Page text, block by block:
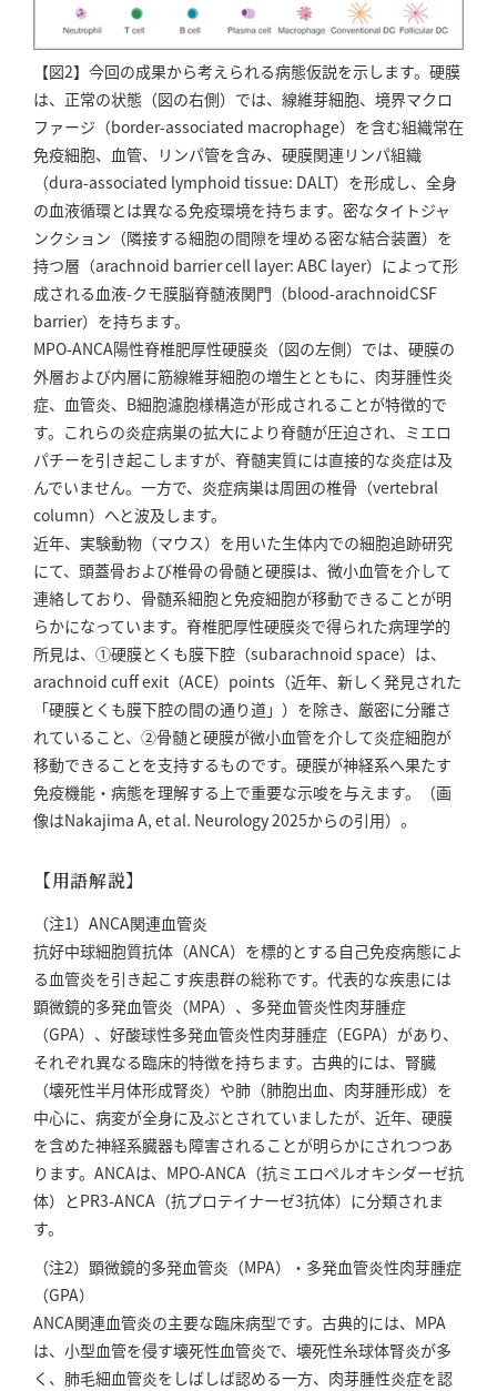
【図2】今回の成果から考えられる病態仮説を示します。硬膜
は、正常の状態（図の右側）では、線維芽細胞、境界マクロ
ファージ（border-associated macrophage）を含む組織常在
免疫細胞、血管、リンパ管を含み、硬膜関連リンパ組織
（dura-associated lymphoid tissue: DALT）を形成し、全身
の血液循環とは異なる免疫環境を持ちます。密なタイトジャ
ンクション（隣接する細胞の間隙を埋める密な結合装置）を
持つ層（arachnoid barrier cell layer: ABC layer）によって形
成される血液-クモ膜脳脊髄液関門（blood-arachnoidCSF
barrier）を持ちます。
MPO-ANCA陽性脊椎肥厚性硬膜炎（図の左側）では、硬膜の
外層および内層に筋線維芽細胞の増生とともに、肉芽腫性炎
症、血管炎、B細胞濾胞様構造が形成されることが特徴的で
す。これらの炎症病巣の拡大により脊髄が圧迫され、ミエロ
パチーを引き起こしますが、脊髄実質には直接的な炎症は及
んでいません。一方で、炎症病巣は周囲の椎骨（vertebral
column）へと波及します。
近年、実験動物（マウス）を用いた生体内での細胞追跡研究
にて、頭蓋骨および椎骨の骨髄と硬膜は、微小血管を介して
連絡しており、骨髄系細胞と免疫細胞が移動できることが明
らかになっています。脊椎肥厚性硬膜炎で得られた病理学的
所見は、①硬膜とくも膜下腔（subarachnoid space）は、
arachnoid cuff exit（ACE）points（近年、新しく発見された
「硬膜とくも膜下腔の間の通り道」）を除き、厳密に分離さ
れていること、②骨髄と硬膜が微小血管を介して炎症細胞が
移動できることを支持するものです。硬膜が神経系へ果たす
免疫機能・病態を理解する上で重要な示唆を与えます。（画
像はNakajima A, et al. Neurology 2025からの引用）。
【用語解説】
（注1）ANCA関連血管炎
抗好中球細胞質抗体（ANCA）を標的とする自己免疫病態によ
る血管炎を引き起こす疾患群の総称です。代表的な疾患には
顕微鏡的多発血管炎（MPA）、多発血管炎性肉芽腫症
（GPA）、好酸球性多発血管炎性肉芽腫症（EGPA）があり、
それぞれ異なる臨床的特徴を持ちます。古典的には、腎臓
（壊死性半月体形成腎炎）や肺（肺胞出血、肉芽腫形成）を
中心に、病変が全身に及ぶとされていましたが、近年、硬膜
を含めた神経系臓器も障害されることが明らかにされつつあ
ります。ANCAは、MPO-ANCA（抗ミエロペルオキシダーゼ抗
体）とPR3-ANCA（抗プロテイナーゼ3抗体）に分類されま
す。
（注2）顕微鏡的多発血管炎（MPA）・多発血管炎性肉芽腫症
（GPA）
ANCA関連血管炎の主要な臨床病型です。古典的には、MPA
は、小型血管を侵す壊死性血管炎で、壊死性糸球体腎炎が多
く、肺毛細血管炎をしばしば認める一方、肉芽腫性炎症を認